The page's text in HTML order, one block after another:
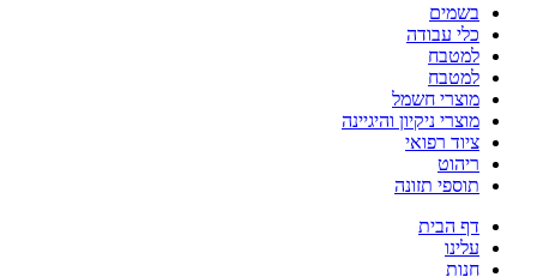
בשמים
כלי עבודה
למטבח
למטבח
מוצרי חשמל
מוצרי ניקיון והיגיינה
ציוד רפואי
ריהוט
תוספי תזונה
דף הבית
עלינו
חנות